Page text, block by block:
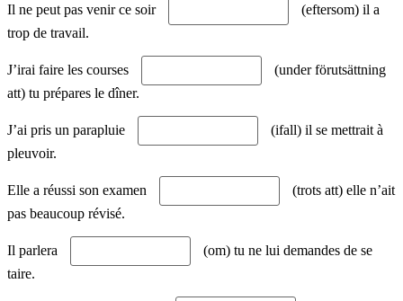
Il ne peut pas venir ce soir
(eftersom) il a
trop de travail.
J’irai faire les courses
(under förutsättning
att) tu prépares le dîner.
J’ai pris un parapluie
(ifall) il se mettrait à
pleuvoir.
Elle a réussi son examen
(trots att) elle n’ait
pas beaucoup révisé.
Il parlera
(om) tu ne lui demandes de se
taire.